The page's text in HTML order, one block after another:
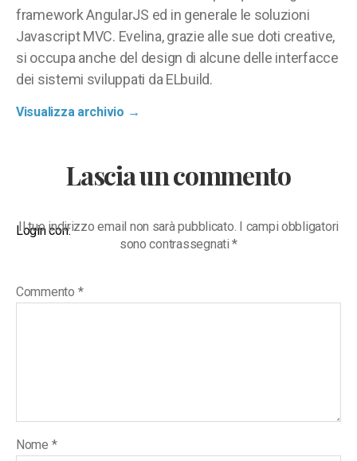
framework AngularJS ed in generale le soluzioni
Javascript MVC. Evelina, grazie alle sue doti creative,
si occupa anche del design di alcune delle interfacce
dei sistemi sviluppati da ELbuild.
Visualizza archivio →
Lascia un commento
Login con:
Il tuo indirizzo email non sarà pubblicato. I campi obbligatori
sono contrassegnati*
Commento *
Nome *